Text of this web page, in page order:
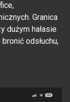
Granica
dużym hałasie
odsłuchu,